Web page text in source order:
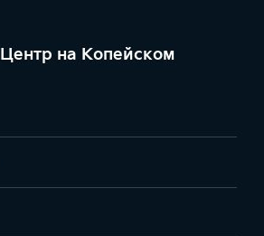
на Копейском